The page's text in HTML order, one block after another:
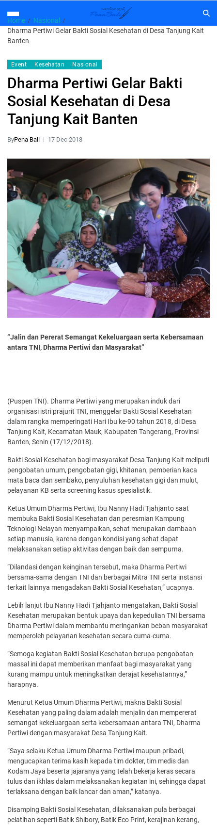
Home
Nasional
Dharma Pertiwi Gelar Bakti Sosial Kesehatan di Desa Tanjung Kait
Banten
Event Kesehatan Nasional
Dharma Pertiwi Gelar Bakti
Sosial Kesehatan di Desa
Tanjung Kait Banten
ByPena Bali 17 Dec 2018
“Jalin dan Pererat Semangat Kekeluargaan serta Kebersamaan
antara TNI, Dharma Pertiwi dan Masyarakat”
(Puspen TNI). Dharma Pertiwi yang merupakan induk dari
organisasi istri prajurit TNI, menggelar Bakti Sosial Kesehatan
dalam rangka memperingati Hari Ibu ke-90 tahun 2018, di Desa
Tanjung Kait, Kecamatan Mauk, Kabupaten Tangerang, Provinsi
Banten, Senin (17/12/2018).
Bakti Sosial Kesehatan bagi masyarakat Desa Tanjung Kait meliputi
pengobatan umum, pengobatan gigi, khitanan, pemberian kaca
mata baca dan sembako, penyuluhan kesehatan gigi dan mulut,
pelayanan KB serta screening kasus spesialistik.
Ketua Umum Dharma Pertiwi, Ibu Nanny Hadi Tjahjanto saat
membuka Bakti Sosial Kesehatan dan peresmian Kampung
Teknologi Nelayan menyampaikan, sehat merupakan dambaan
setiap manusia, karena dengan kondisi yang sehat dapat
melaksanakan setiap aktivitas dengan baik dan sempurna.
“Dilandasi dengan keinginan tersebut, maka Dharma Pertiwi
bersama-sama dengan TNI dan berbagai Mitra TNI serta instansi
terkait lainnya mengadakan Bakti Sosial Kesehatan,” ucapnya.
Lebih lanjut Ibu Nanny Hadi Tjahjanto mengatakan, Bakti Sosial
Kesehatan merupakan bentuk upaya dan kepedulian TNI bersama
Dharma Pertiwi dalam membantu meringankan beban masyarakat
memperoleh pelayanan kesehatan secara cuma-cuma.
“Semoga kegiatan Bakti Sosial Kesehatan berupa pengobatan
massal ini dapat memberikan manfaat bagi masyarakat yang
kurang mampu untuk meningkatkan derajat kesehatannya,”
harapnya.
Menurut Ketua Umum Dharma Pertiwi, makna Bakti Sosial
Kesehatan yang paling dalam adalah menjalin dan mempererat
semangat kekeluargaan serta kebersamaan antara TNI, Dharma
Pertiwi dengan masyarakat Desa Tanjung Kait.
“Saya selaku Ketua Umum Dharma Pertiwi maupun pribadi,
mengucapkan terima kasih kepada tim dokter, tim medis dan
Kodam Jaya beserta jajaranya yang telah bekerja keras secara
tulus dan ikhlas dalam melaksanakan kegiatan ini, sehingga dapat
terlaksana dengan baik lancar dan aman,” katanya.
Disamping Bakti Sosial Kesehatan, dilaksanakan pula berbagai
pelatihan seperti Batik Shibory, Batik Eco Print, kerajinan kerang,